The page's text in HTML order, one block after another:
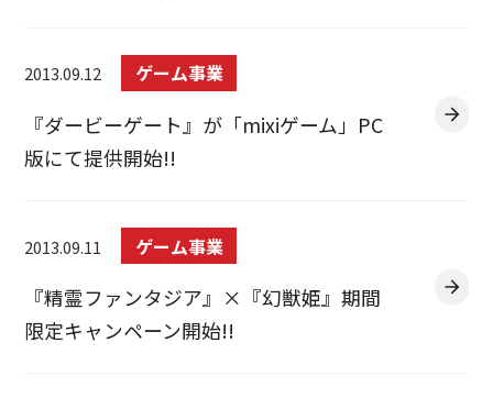
2013.09.12 ゲーム事業
『ダービーゲート』が「mixiゲーム」PC
版にて提供開始!!
2013.09.11 ゲーム事業
『精霊ファンタジア』×『幻獣姫』期間
限定キャンペーン開始!!